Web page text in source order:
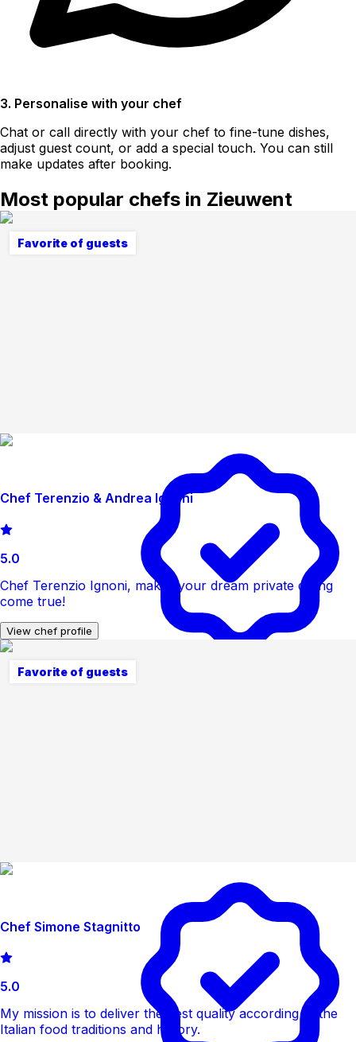
3. Personalise with your chef
Chat or call directly with your chef to fine-tune dishes,
adjust guest count, or add a special touch. You can still
make updates after booking.
Most popular chefs in Zieuwent
Favorite of guests
Chef Terenzio & Andrea Ignoni
5.0
Chef Terenzio Ignoni, makes your dream private dining
come true!
View chef profile
Favorite of guests
Chef Simone Stagnitto
5.0
My mission is to deliver the best quality according to the
Italian food traditions and history.